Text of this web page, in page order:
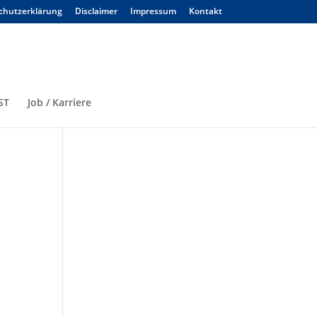
Disclaimer Impressum Kontakt
Job / Karriere